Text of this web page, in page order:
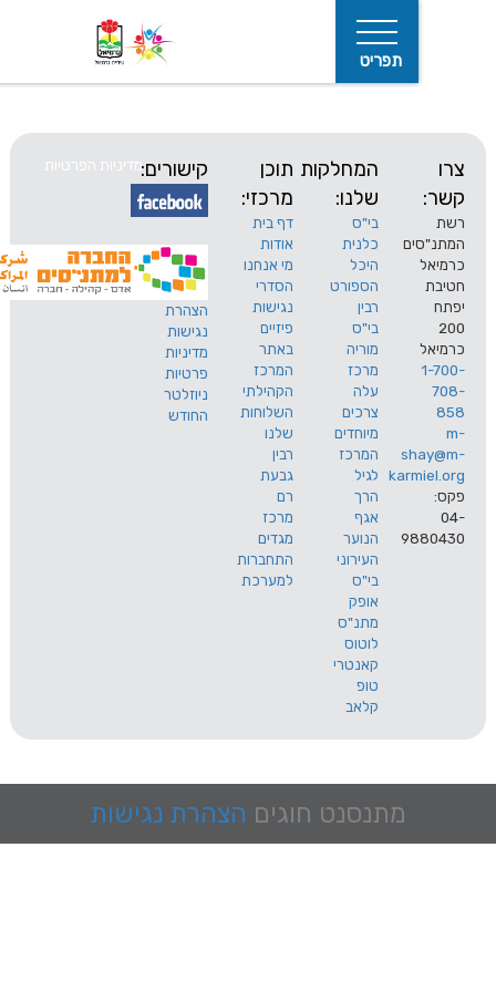
המחלקות
שלנו:
בי"ס
כלנית
היכל
הספורט
רבין
בי"ס
מוריה
מרכז
עלה
צרכים
מיוחדים
המרכז
לגיל
הרך
אגף
הנוער
תוכן
מרכזי:
דף בית
אודות
מי אנחנו
הסדרי
נגישות
פיזיים
באתר
המרכז
הקהילתי
השלוחות
שלנו
רבין
גבעת
רם
מרכז
מגדים
התחברות
למערכת
קישורים:
הצהרת
נגישות
מדיניות
פרטיות
ניוזלטר
החודש
מדיניות הפרטיות
מתנסנט חוגים הצהרת נגישות